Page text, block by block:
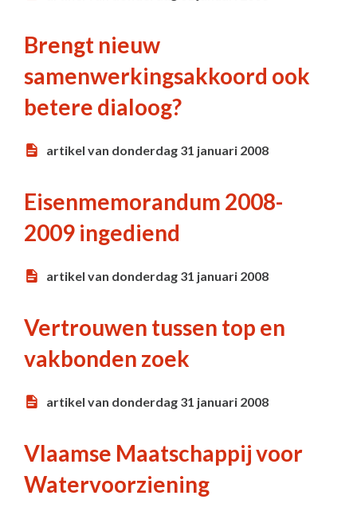
Brengt nieuw
samenwerkingsakkoord ook
betere dialoog?
artikel van donderdag 31 januari 2008
Eisenmemorandum 2008-
2009 ingediend
artikel van donderdag 31 januari 2008
Vertrouwen tussen top en
vakbonden zoek
artikel van donderdag 31 januari 2008
Vlaamse Maatschappij voor
Watervoorziening